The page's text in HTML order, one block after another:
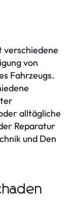
verschiedene
von
Fahrzeugs.
alltägliche
Reparatur
und Den